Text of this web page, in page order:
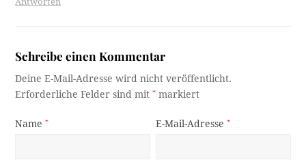
Schreibe einen Kommentar
Deine E-Mail-Adresse wird nicht veröffentlicht.
Erforderliche Felder sind mit* markiert
Name* E-Mail-Adresse*